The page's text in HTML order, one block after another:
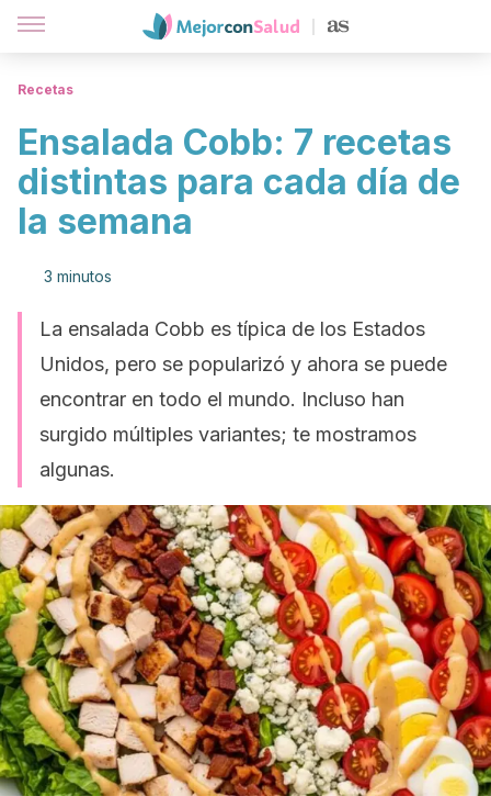
Recetas
Ensalada Cobb: 7 recetas
distintas para cada día de
la semana
3 minutos
La ensalada Cobb es típica de los Estados
Unidos, pero se popularizó y ahora se puede
encontrar en todo el mundo. Incluso han
surgido múltiples variantes; te mostramos
algunas.